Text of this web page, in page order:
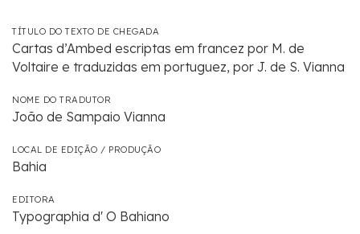
TÍTULO DO TEXTO DE CHEGADA
Cartas d’Ambed escriptas em francez por M. de
Voltaire e traduzidas em portuguez, por J. de S. Vianna
NOME DO TRADUTOR
João de Sampaio Vianna
LOCAL DE EDIÇÃO / PRODUÇÃO
Bahia
EDITORA
Typographia d' O Bahiano